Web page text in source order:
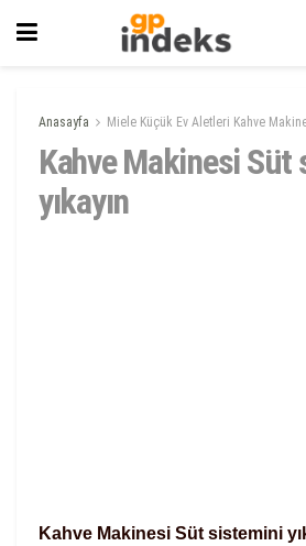
Anasayfa Miele Küçük Ev Aletleri Kahve
Kahve Makinesi
yıkayın
Kahve Makinesi Süt sistemini